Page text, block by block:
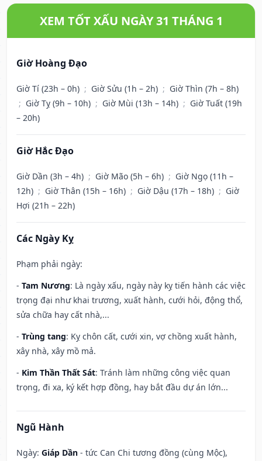
XEM TỐT XẤU NGÀY 31 THÁNG 1
Giờ Hoàng Đạo
Giờ Tí (23h – 0h) ; Giờ Sửu (1h – 2h) ; Giờ Thìn (7h – 8h)
; Giờ Tỵ (9h – 10h) ; Giờ Mùi (13h – 14h) ; Giờ Tuất (19h
– 20h)
Giờ Hắc Đạo
Giờ Dần (3h – 4h) ; Giờ Mão (5h – 6h) ; Giờ Ngọ (11h –
12h) ; Giờ Thân (15h – 16h) ; Giờ Dậu (17h – 18h) ; Giờ
Hợi (21h – 22h)
Các Ngày Kỵ
Phạm phải ngày:
- Tam Nương: Là ngày xấu, ngày này kỵ tiến hành các việc
trọng đại như khai trương, xuất hành, cưới hỏi, động thổ,
sửa chữa hay cất nhà,...
- Trùng tang: Kỵ chôn cất, cưới xin, vợ chồng xuất hành,
xây nhà, xây mồ mả.
- Kim Thần Thất Sát: Tránh làm những công việc quan
trọng, đi xa, ký kết hợp đồng, hay bắt đầu dự án lớn...
Ngũ Hành
Ngày: Giáp Dần - tức Can Chi tương đồng (cùng Mộc),